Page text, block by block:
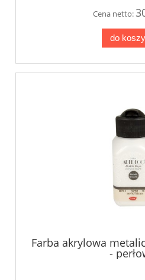
Cena netto:
do
Farba akrylowa
-